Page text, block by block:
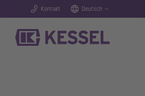
Kontakt Deutsch